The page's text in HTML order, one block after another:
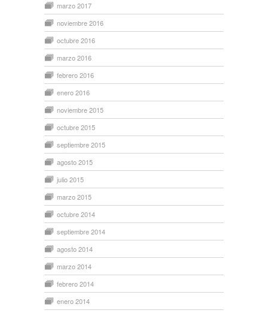
marzo 2017
noviembre 2016
octubre 2016
marzo 2016
febrero 2016
enero 2016
noviembre 2015
octubre 2015
septiembre 2015
agosto 2015
julio 2015
marzo 2015
octubre 2014
septiembre 2014
agosto 2014
marzo 2014
febrero 2014
enero 2014